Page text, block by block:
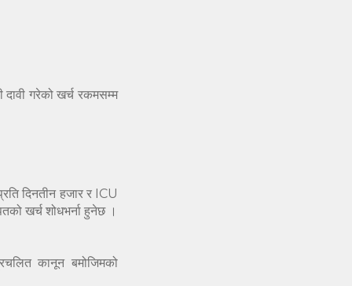
दावी गरेको खर्च रकमसम्म
दिनतीन हजार र ICU
खर्च शोधभर्ना हुनेछ ।
कानून बमोजिमको